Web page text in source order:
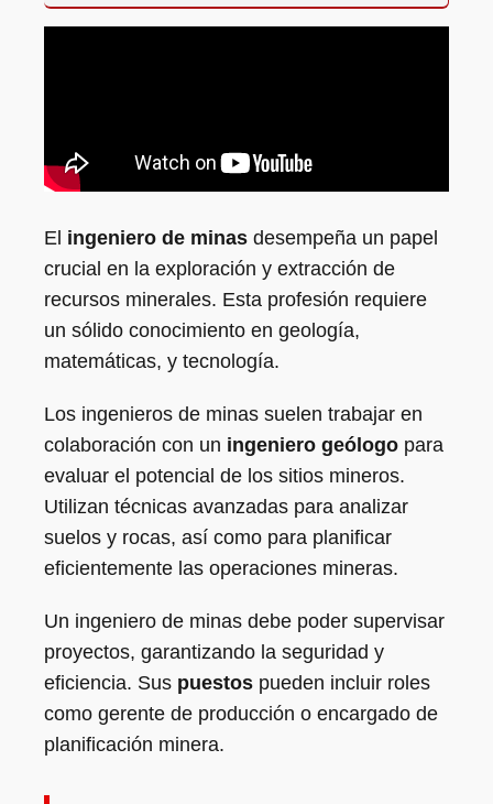
El ingeniero de minas desempeña un papel
crucial en la exploración y extracción de
recursos minerales. Esta profesión requiere
un sólido conocimiento en geología,
matemáticas, y tecnología.
Los ingenieros de minas suelen trabajar en
colaboración con un ingeniero geólogo para
evaluar el potencial de los sitios mineros.
Utilizan técnicas avanzadas para analizar
suelos y rocas, así como para planificar
eficientemente las operaciones mineras.
Un ingeniero de minas debe poder supervisar
proyectos, garantizando la seguridad y
eficiencia. Sus puestos pueden incluir roles
como gerente de producción o encargado de
planificación minera.